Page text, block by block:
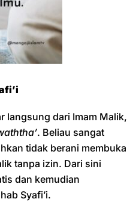
langsung dari Imam Malik,
. Beliau sangat
tidak berani membuka
tanpa izin. Dari sini
dan kemudian
Syafi’i.